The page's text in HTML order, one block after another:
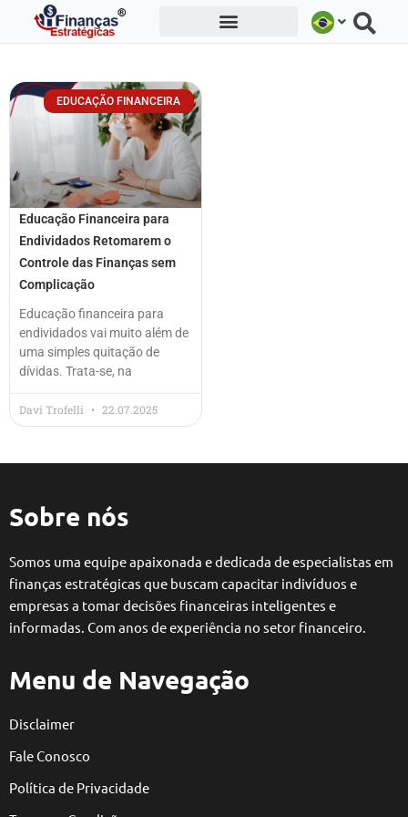
EDUCAÇÃO FINANCEIRA
Educação Financeira para
Endividados Retomarem o
Controle das Finanças sem
Complicação
Educação financeira para
endividados vai muito além de
uma simples quitação de
dívidas. Trata-se, na
Davi Trofelli 22.07.2025
Sobre nós
Somos uma equipe apaixonada e dedicada de especialistas em
finanças estratégicas que buscam capacitar indivíduos e
empresas a tomar decisões financeiras inteligentes e
informadas. Com anos de experiência no setor financeiro.
Menu de Navegação
Disclaimer
Fale Conosco
Política de Privacidade